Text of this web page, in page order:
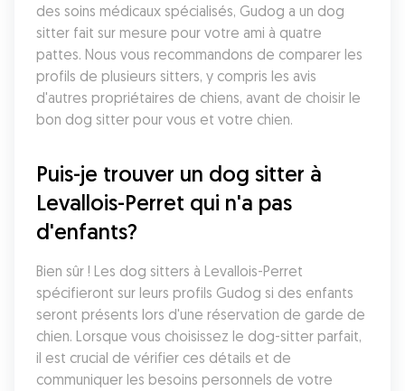
des soins médicaux spécialisés, Gudog a un dog
sitter fait sur mesure pour votre ami à quatre
pattes. Nous vous recommandons de comparer les
profils de plusieurs sitters, y compris les avis
d'autres propriétaires de chiens, avant de choisir le
bon dog sitter pour vous et votre chien.
Puis-je trouver un dog sitter à
Levallois-Perret qui n'a pas
d'enfants?
Bien sûr ! Les dog sitters à Levallois-Perret
spécifieront sur leurs profils Gudog si des enfants
seront présents lors d'une réservation de garde de
chien. Lorsque vous choisissez le dog-sitter parfait,
il est crucial de vérifier ces détails et de
communiquer les besoins personnels de votre